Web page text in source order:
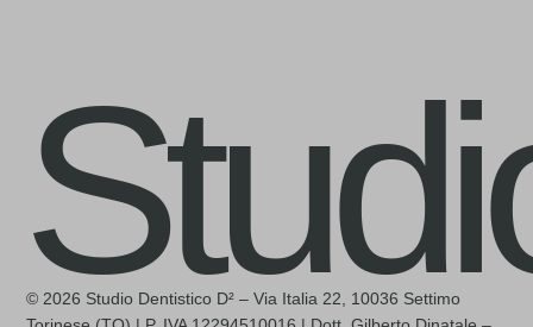
© 2026 Studio Dentistico D² – Via Italia 22, 10036 Settimo